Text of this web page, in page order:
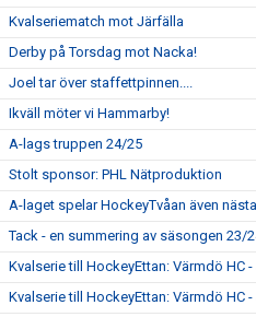
Kvalseriematch mot Järfälla
Derby på Torsdag mot Nacka!
Joel tar över staffettpinnen....
Ikväll möter vi Hammarby!
A-lags truppen 24/25
Stolt sponsor: PHL Nätproduktion
A-laget spelar HockeyTvåan även
Tack - en summering av säsongen 23/
Kvalserie till HockeyEttan: Värmdö HC
Kvalserie till HockeyEttan: Värmdö HC